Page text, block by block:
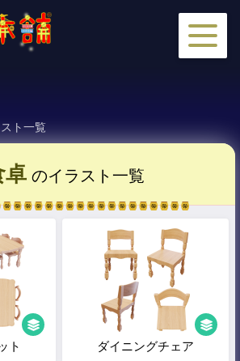
ト一覧
卓 のイラスト一覧
ト ダイニングチェア